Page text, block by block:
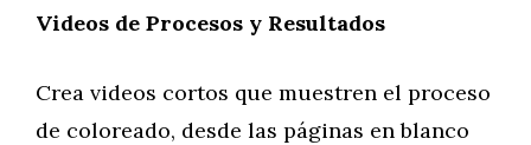
Videos de Procesos y Resultados
Crea videos cortos que muestren el proceso
de coloreado, desde las páginas en blanco